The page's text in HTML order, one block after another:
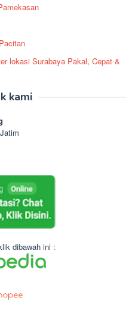
lokasi Surabaya Pakal, Cepat &
kami
dibawah ini :